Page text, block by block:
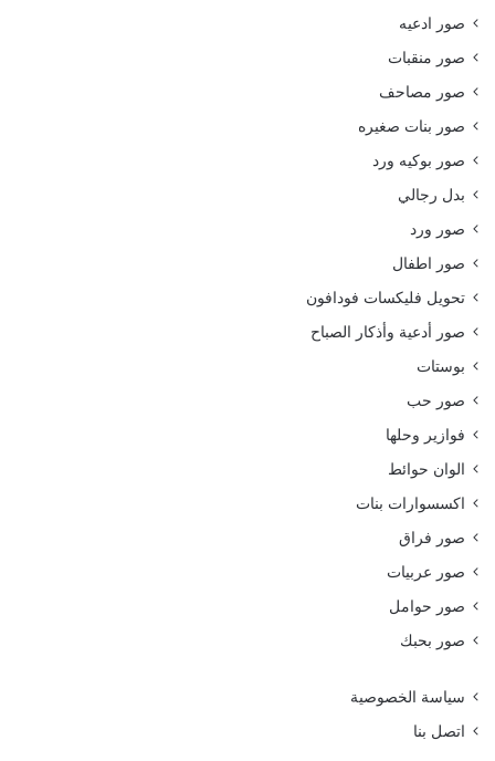
صور ادعيه
صور منقبات
صور مصاحف
صور بنات صغيره
صور بوكيه ورد
بدل رجالي
صور ورد
صور اطفال
تحويل فليكسات فودافون
صور أدعية وأذكار الصباح
بوستات
صور حب
فوازير وحلها
الوان حوائط
اكسسوارات بنات
صور فراق
صور عربيات
صور حوامل
صور بحبك
سياسة الخصوصية
اتصل بنا